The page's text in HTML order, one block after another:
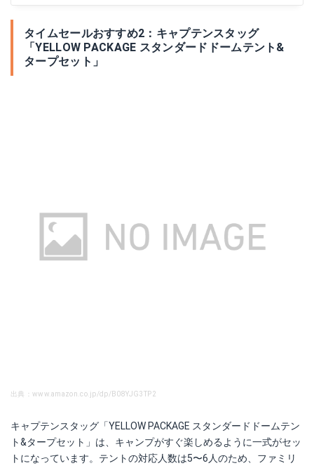
タイムセールおすすめ2：キャプテンスタッグ
「YELLOW PACKAGE スタンダードドームテント&
タープセット」
出典：www.amazon.co.jp/dp/B08YJG3TP2
キャプテンスタッグ「YELLOW PACKAGE スタンダードドームテン
ト&タープセット」は、キャンプがすぐ楽しめるように一式がセッ
トになっています。テントの対応人数は5〜6人のため、ファミリ